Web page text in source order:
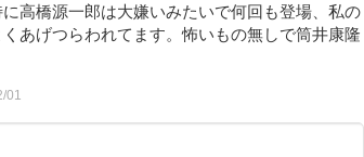
高橋源一郎は大嫌いみたいで何回も登場、私の
あげつらわれてます。怖いもの無しで筒井康隆
01